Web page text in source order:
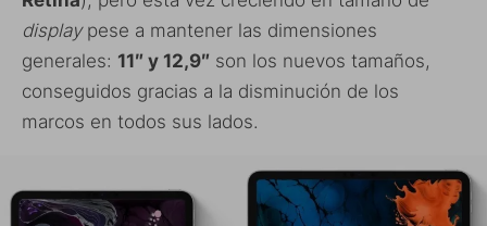
displaypese a mantener las dimensiones
generales: 11″ y 12,9″ son los nuevos tamaños,
conseguidos gracias a la disminución de los
marcos en todos sus lados.